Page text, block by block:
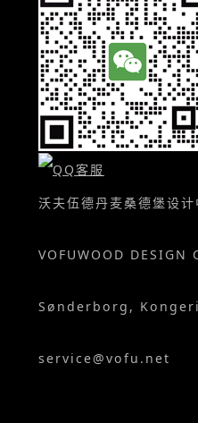
沃夫伍德丹麦桑德堡设计
VOFUWOOD DESIGN
Sønderborg,
service@vofu.net